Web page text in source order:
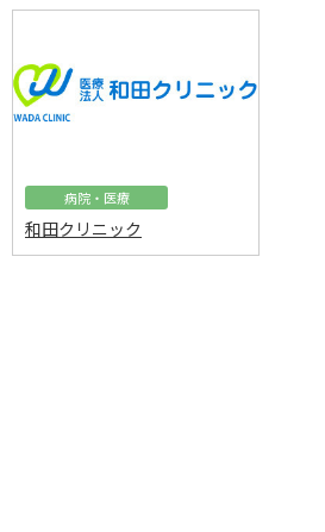
病院・医療
和田クリニック